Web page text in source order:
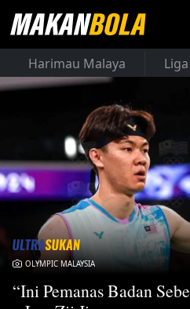
Harimau Malaya
OLYMPIC MALAYSIA
“Ini Pemanas Badan